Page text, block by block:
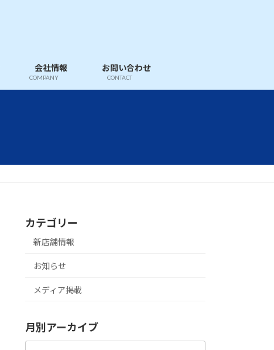
会社情報
COMPANY
お問い合わせ
CONTACT
カテゴリー
新店舗情報
お知らせ
メディア掲載
月別アーカイブ